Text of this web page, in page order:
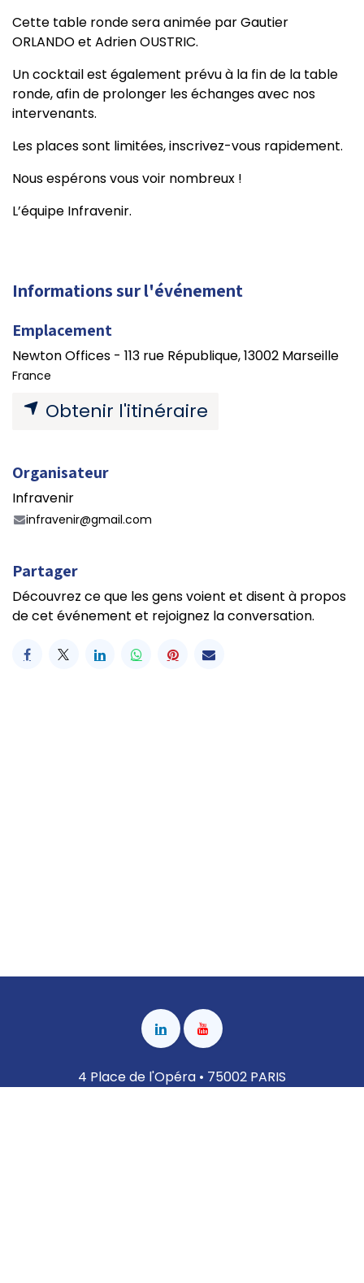
Cette table ronde sera animée par Gautier
ORLANDO et Adrien OUSTRIC.
Un cocktail est également prévu à la fin de la table
ronde, afin de prolonger les échanges avec nos
intervenants.
Les places sont limitées, inscrivez-vous rapidement.
Nous espérons vous voir nombreux !
L’équipe Infravenir.
Informations sur l'événement
Emplacement
​Newton Offices - 113 rue République, 13002 Marseille
France
Obtenir l'itinéraire
Organisateur
Infravenir
infravenir@gmail.com
Partager
Découvrez ce que les gens voient et disent à propos
de cet événement et rejoignez la conversation.
4 Place de l'Opéra • 75002 PARIS